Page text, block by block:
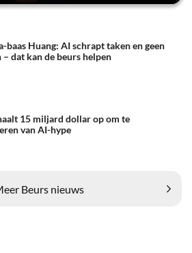
baas Huang: AI schrapt taken en geen
– dat kan de beurs helpen
15 miljard dollar op om te
van AI-hype
Beurs nieuws